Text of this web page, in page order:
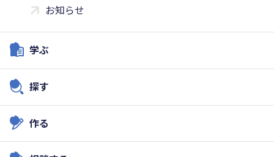
お知らせ
学ぶ
探す
作る